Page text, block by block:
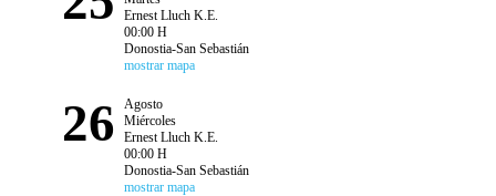
Ernest Lluch K.E.
00:00 H
Donostia-San Sebastián
mostrar mapa
26
Agosto
Miércoles
Ernest Lluch K.E.
00:00 H
Donostia-San Sebastián
mostrar mapa